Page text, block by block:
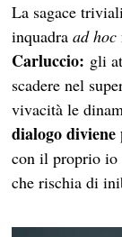
La sagace
inquadraad hoc
Carluccio: gli
scadere nel
vivacità le
dialogo
con il proprio io
che rischia di